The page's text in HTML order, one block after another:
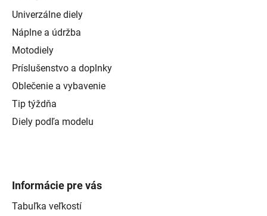
Univerzálne diely
Náplne a údržba
Motodiely
Príslušenstvo a doplnky
Oblečenie a vybavenie
Tip týždňa
Diely podľa modelu
Informácie pre vás
Tabuľka veľkostí